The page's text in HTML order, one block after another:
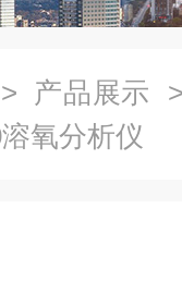
> 产品展示
氧分析仪